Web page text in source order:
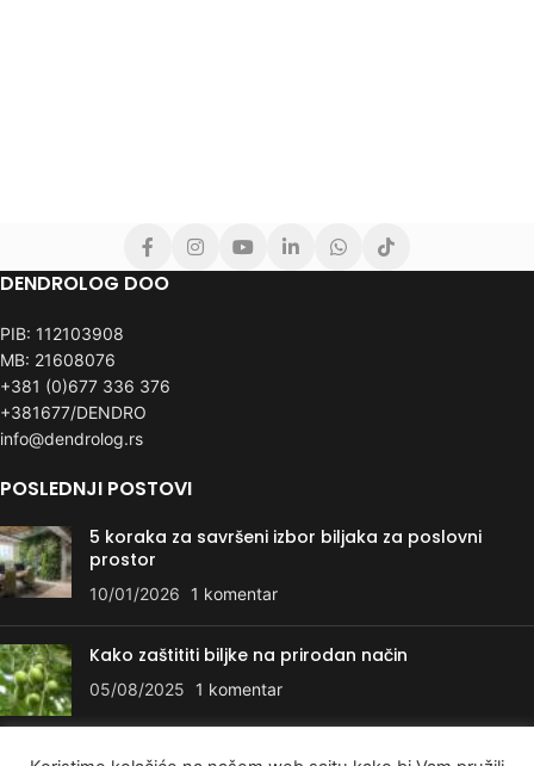
DENDROLOG DOO
PIB: 112103908
MB: 21608076
+381 (0)677 336 376
+381677/DENDRO
info@dendrolog.rs
POSLEDNJI POSTOVI
5 koraka za savršeni izbor biljaka za poslovni
prostor
10/01/2026 1 komentar
Kako zaštititi biljke na prirodan način
05/08/2025 1 komentar
KORISNI LINKOVI